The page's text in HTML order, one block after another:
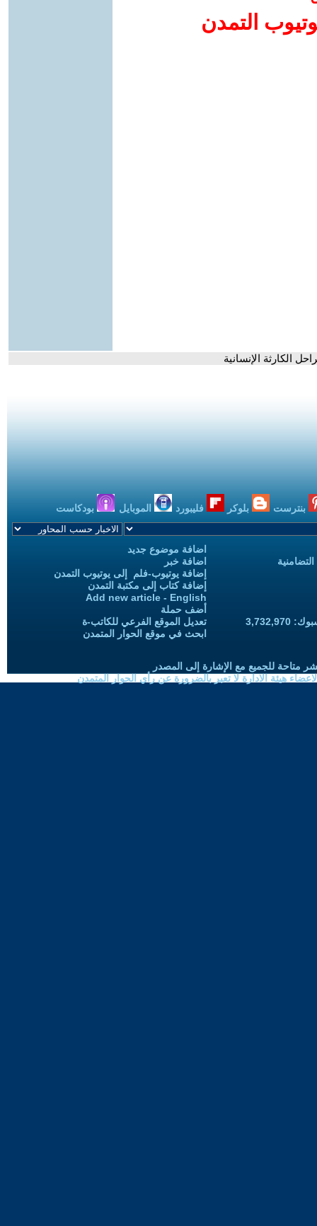
التمدن
الكارثة الإنسانية
بنترست بلوكر فليبورد الموبايل بودكاست
اضافة موضوع جديد
اضافة خبر
إضافة يوتيوب-فلم إلى يوتيوب التمدن
إضافة كتاب إلى مكتبة التمدن
Add new article - English
أضف حملة
تعديل الموقع الفرعي للكاتب-ة
ابحث في موقع الحوار المتمدن
متاحة للجميع مع الإشارة إلى المصدر
هيئة الادارة لا تعبر بالضرورة عن رأي الحوار المتمدن